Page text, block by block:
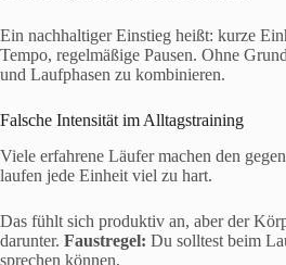
Ein nachhaltiger Einstieg heißt: kurze
Tempo, regelmäßige Pausen. Ohne
und Laufphasen zu kombinieren.
Falsche Intensität im Alltagstraining
Viele erfahrene Läufer machen den
laufen jede Einheit viel zu hart.
Das fühlt sich produktiv an, aber der
darunter. Faustregel: Du solltest beim
sprechen können.